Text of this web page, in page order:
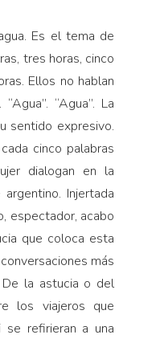
Es el tema de
tres horas, cinco
Ellos no hablan
“Agua”. La
sentido expresivo.
cinco palabras
dialogan en la
Injertada
espectador, acabo
que coloca esta
más
la astucia o del
los viajeros que
se refirieran a una